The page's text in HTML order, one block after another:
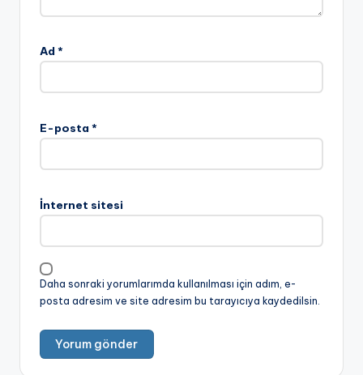
Ad *
E-posta *
İnternet sitesi
Daha sonraki yorumlarımda kullanılması için adım, e-
posta adresim ve site adresim bu tarayıcıya kaydedilsin.